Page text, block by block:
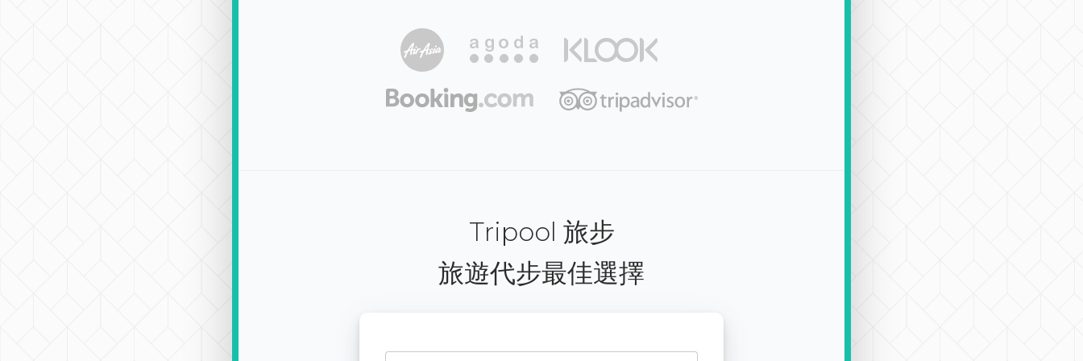
Tripool 旅步
旅遊代步最佳選擇